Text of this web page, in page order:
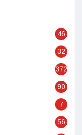
46
32
372
90
7
56